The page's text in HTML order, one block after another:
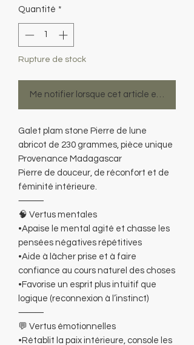
Quantité *
Rupture de stock
Me notifier lorsque cet article est
Galet plam stone Pierre de lune
abricot de 230 grammes, pièce unique
Provenance Madagascar
Pierre de douceur, de réconfort et de
féminité intérieure.
⸻
🧠 Vertus mentales
•Apaise le mental agité et chasse les
pensées négatives répétitives
•Aide à lâcher prise et à faire
confiance au cours naturel des choses
•Favorise un esprit plus intuitif que
logique (reconnexion à l’instinct)
⸻
💬 Vertus émotionnelles
•Rétablit la paix intérieure, console les